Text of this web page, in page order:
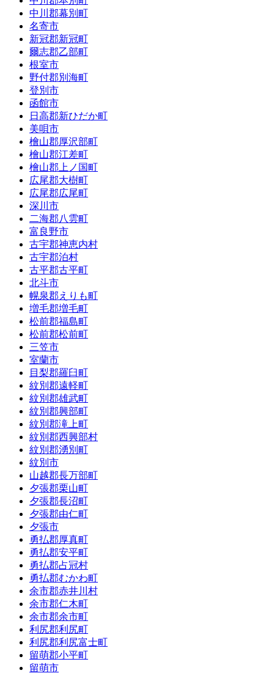
中川郡幕別町
名寄市
新冠郡新冠町
爾志郡乙部町
根室市
野付郡別海町
登別市
函館市
日高郡新ひだか町
美唄市
檜山郡厚沢部町
檜山郡江差町
檜山郡上ノ国町
広尾郡大樹町
広尾郡広尾町
深川市
二海郡八雲町
富良野市
古宇郡神恵内村
古宇郡泊村
古平郡古平町
北斗市
幌泉郡えりも町
増毛郡増毛町
松前郡福島町
松前郡松前町
三笠市
室蘭市
目梨郡羅臼町
紋別郡遠軽町
紋別郡雄武町
紋別郡興部町
紋別郡滝上町
紋別郡西興部村
紋別郡湧別町
紋別市
山越郡長万部町
夕張郡栗山町
夕張郡長沼町
夕張郡由仁町
夕張市
勇払郡厚真町
勇払郡安平町
勇払郡占冠村
勇払郡むかわ町
余市郡赤井川村
余市郡仁木町
余市郡余市町
利尻郡利尻町
利尻郡利尻富士町
留萌郡小平町
留萌市